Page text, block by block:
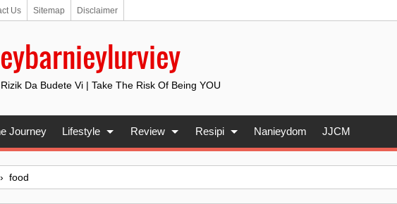
Us Sitemap Disclaimer
Da Budete Vi | Take The Risk Of Being YOU
Journey Lifestyle Review Resipi Nanieydom JJCM
› food